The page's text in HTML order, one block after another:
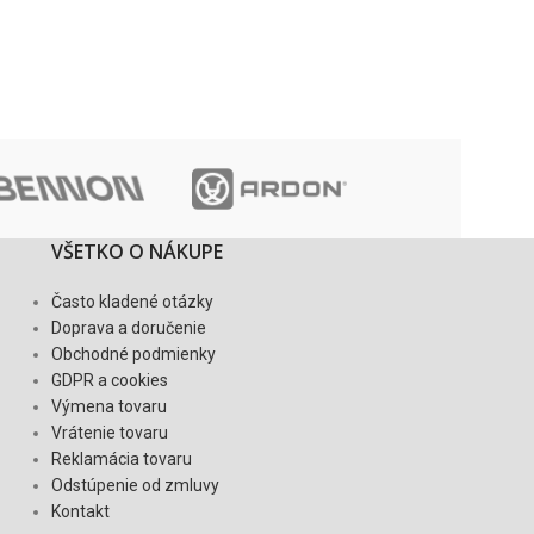
VŠETKO O NÁKUPE
Často kladené otázky
Doprava a doručenie
Obchodné podmienky
GDPR a cookies
Výmena tovaru
Vrátenie tovaru
Reklamácia tovaru
Odstúpenie od zmluvy
Kontakt